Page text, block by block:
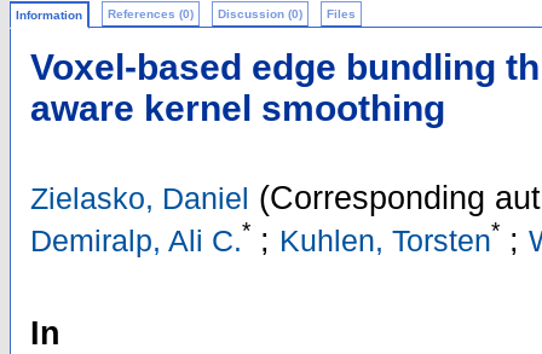
Information References (0) Discussion (0) Files
Voxel-based edge bundling
aware kernel smoothing
Zielasko, Daniel (Corresponding
Demiralp, Ali C.* ; Kuhlen, Torsten* ;
In